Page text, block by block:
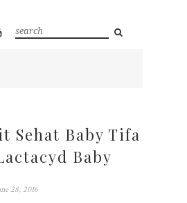
Sehat Baby Tifa
Baby
28, 2016